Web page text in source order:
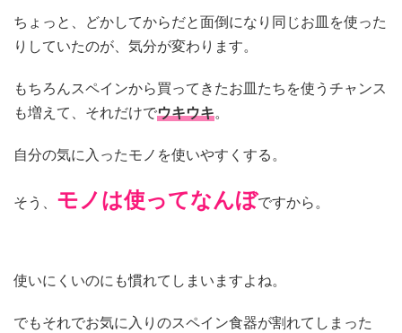
ちょっと、どかしてからだと面倒になり同じお皿を使った
りしていたのが、気分が変わります。
もちろんスペインから買ってきたお皿たちを使うチャンス
も増えて、それだけでウキウキ。
自分の気に入ったモノを使いやすくする。
そう、 モノは使ってなんぼですから。
使いにくいのにも慣れてしまいますよね。
でもそれでお気に入りのスペイン食器が割れてしまった